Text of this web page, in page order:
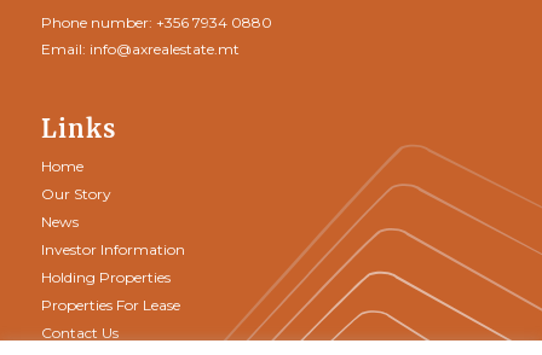
Phone number: +356 7934 0880
Email: info@axrealestate.mt
Links
Home
Our Story
News
Investor Information
Holding Properties
Properties For Lease
Contact Us